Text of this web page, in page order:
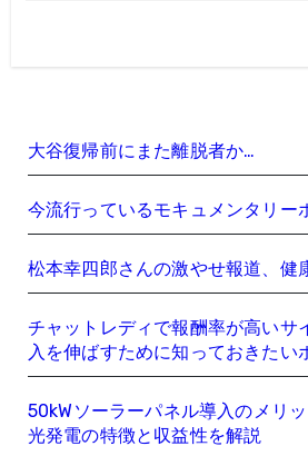
大谷復帰前にまた離脱者か…
今流行っているモキュメンタリー
松本幸四郎さんの激やせ報道、健
チャットレディで報酬率が高いサ
入を伸ばすために知っておきたい
50kWソーラーパネル導入のメリ
光発電の特徴と収益性を解説